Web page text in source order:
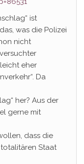
ist
was die Polizei
nicht
eher
Da
her? Aus der
gerne mit
dass die
Staat